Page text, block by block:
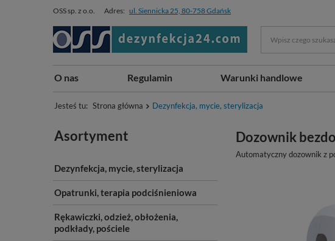
OSS sp. z o.o. Adres: ul. Siennicka 25, 80-758 Gdańsk
O nas Regulamin Warunki handlowe
Jesteś tu: Strona główna Dezynfekcja, mycie, sterylizacja
Asortyment
Dezynfekcja, mycie, sterylizacja
Opatrunki, terapia podciśnieniowa
Rękawiczki, odzież, obłożenia,
podkłady, pościele
Dozownik
Automatyczny dozownik z